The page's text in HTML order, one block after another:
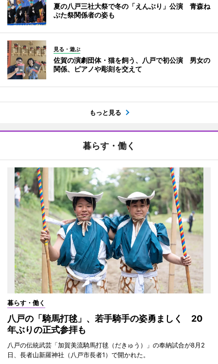
夏の八戸三社大祭で冬の「えんぶり」公演 青森ね
ぶた祭関係者の姿も
見る・遊ぶ
佐賀の演劇団体・猫を飼う、八戸で初公演 男女の
関係、ピアノや彫刻を交えて
もっと見る
暮らす・働く
暮らす・働く
八戸の「騎馬打毬」、若手騎手の姿勇ましく 20
年ぶりの正式参拝も
八戸の伝統武芸「加賀美流騎馬打毬（だきゅう）」の奉納試合が8月2
日、長者山新羅神社（八戸市長者1）で開かれた。